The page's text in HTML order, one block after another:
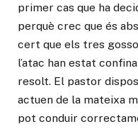
primer cas que ha
perquè crec que és
cert que els tres
l’atac han estat
resolt. El pastor
actuen de la mateixa
pot conduir